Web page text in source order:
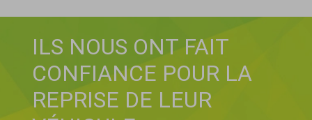
ILS NOUS ONT FAIT
CONFIANCE POUR LA
REPRISE DE LEUR